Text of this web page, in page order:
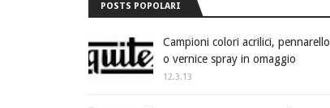
POSTS POPOLARI
Campioni colori acrilici, pennarello
o vernice spray in omaggio
12.3.13